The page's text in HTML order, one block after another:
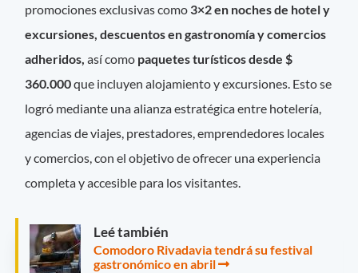
promociones exclusivas como 3×2 en noches de hotel y
excursiones, descuentos en gastronomía y comercios
adheridos,así como paquetes turísticos desde $
360.000que incluyen alojamiento y excursiones. Esto se
logró mediante una alianza estratégica entre hotelería,
agencias de viajes, prestadores, emprendedores locales
y comercios, con el objetivo de ofrecer una experiencia
completa y accesible para los visitantes.
Leé también
Comodoro Rivadavia tendrá su festival
gastronómico en abril